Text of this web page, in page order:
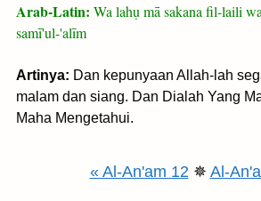
Arab-Latin: Wa lahụ mā sakana fil-laili
samī'ul-'alīm
Artinya: Dan kepunyaan Allah-lah
malam dan siang. Dan Dialah Yang
Maha Mengetahui.
« Al-An'am 12✵ Al-